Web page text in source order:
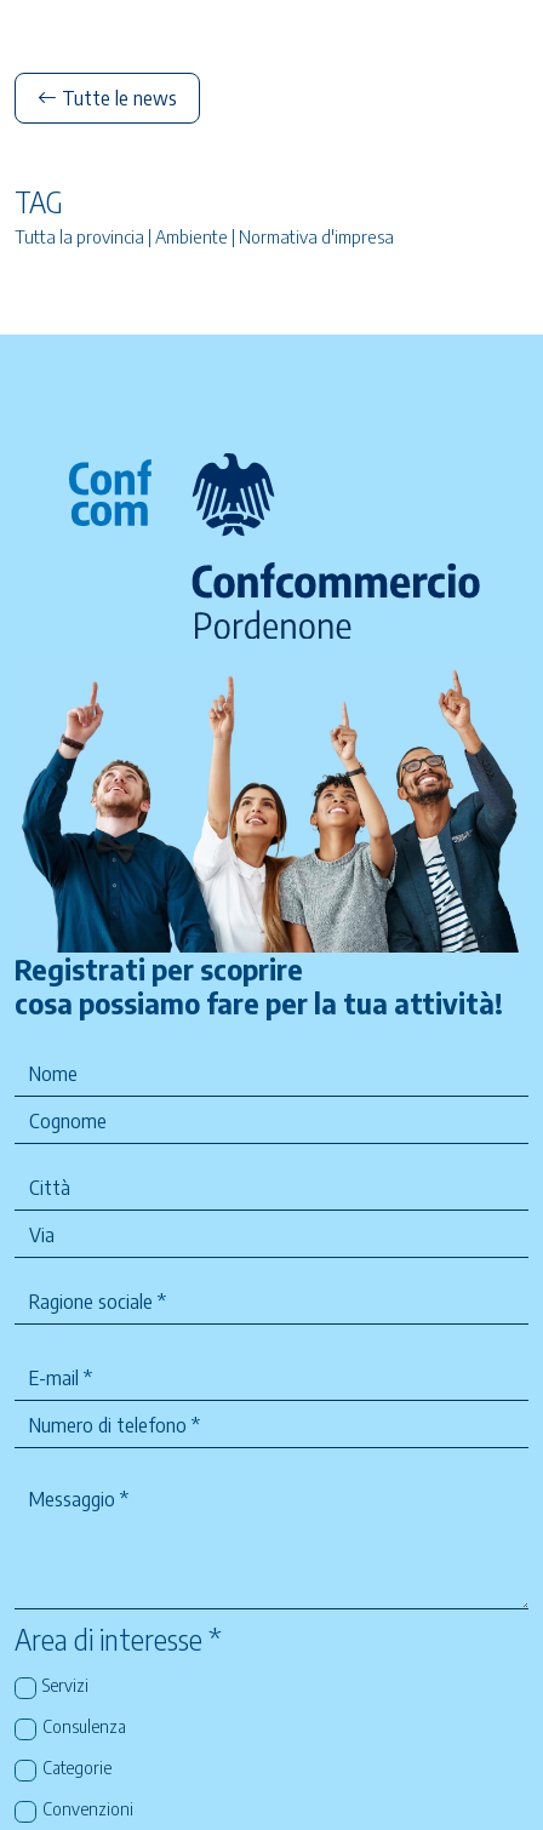
Tutte le news
TAG
Tutta la provincia | Ambiente | Normativa d'impresa
Registrati per scoprire
cosa possiamo fare per la tua attività!
Area di interesse *
Servizi
Consulenza
Categorie
Convenzioni